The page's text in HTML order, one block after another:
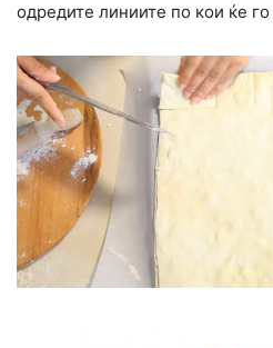
одредите линиите по кои ќе